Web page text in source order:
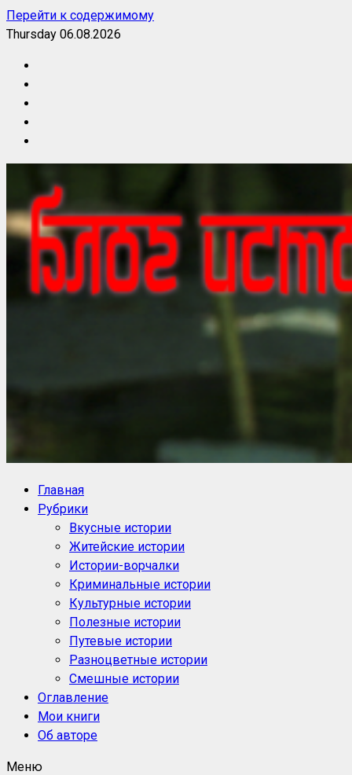
Перейти к содержимому
Thursday 06.08.2026
Блог историй NoorySan
Главная
Рубрики
Вкусные истории
Житейские истории
Истории-ворчалки
Криминальные истории
Культурные истории
Полезные истории
Путевые истории
Разноцветные истории
Смешные истории
Оглавление
Мои книги
Об авторе
Меню